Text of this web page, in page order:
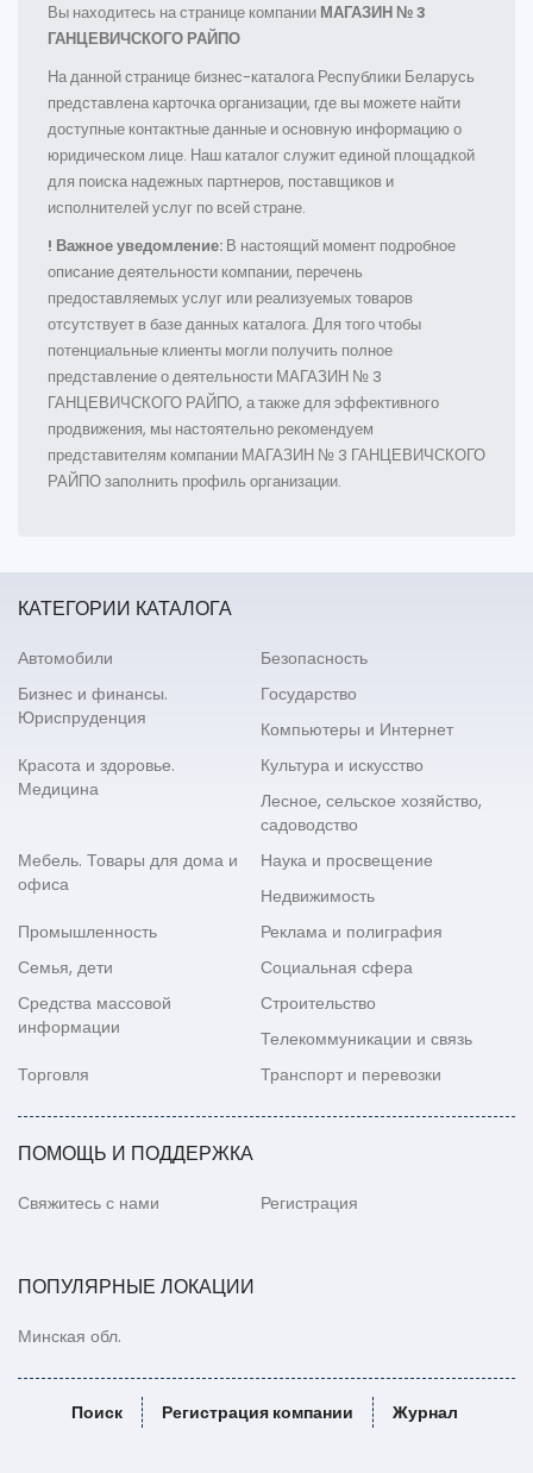
Вы находитесь на странице компании МАГАЗИН № 3
ГАНЦЕВИЧСКОГО РАЙПО
На данной странице бизнес-каталога Республики Беларусь
представлена карточка организации, где вы можете найти
доступные контактные данные и основную информацию о
юридическом лице. Наш каталог служит единой площадкой
для поиска надежных партнеров, поставщиков и
исполнителей услуг по всей стране.
! Важное уведомление: В настоящий момент подробное
описание деятельности компании, перечень
предоставляемых услуг или реализуемых товаров
отсутствует в базе данных каталога. Для того чтобы
потенциальные клиенты могли получить полное
представление о деятельности МАГАЗИН № 3
ГАНЦЕВИЧСКОГО РАЙПО, а также для эффективного
продвижения, мы настоятельно рекомендуем
представителям компании МАГАЗИН № 3 ГАНЦЕВИЧСКОГО
РАЙПО заполнить профиль организации.
КАТЕГОРИИ КАТАЛОГА
Автомобили
Безопасность
Бизнес и финансы.
Юриспруденция
Государство
Компьютеры и Интернет
Красота и здоровье.
Медицина
Культура и искусство
Лесное, сельское хозяйство,
садоводство
Мебель. Товары для дома и
офиса
Наука и просвещение
Недвижимость
Промышленность
Реклама и полиграфия
Семья, дети
Социальная сфера
Средства массовой
информации
Строительство
Телекоммуникации и связь
Торговля
Транспорт и перевозки
ПОМОЩЬ И ПОДДЕРЖКА
Свяжитесь с нами Регистрация
ПОПУЛЯРНЫЕ ЛОКАЦИИ
Минская обл.
Поиск Регистрация компании Журнал